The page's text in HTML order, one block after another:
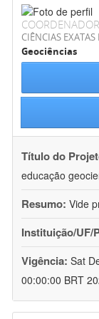
CIÊNCIAS EXATAS
Geociências
Título do
educação
Resumo: Vide
Instituição/UF/
Vigência: Sat
00:00:00 BRT